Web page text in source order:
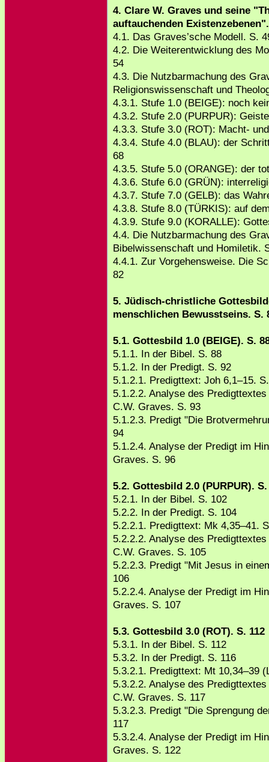
4. Clare W. Graves und seine
auftauchenden
4.1. Das Graves’sche Modell. S.
4.2. Die Weiterentwicklung des
54
4.3. Die Nutzbarmachung des
Religionswissenschaft und
4.3.1. Stufe 1.0 (BEIGE): noch
4.3.2. Stufe 2.0 (PURPUR):
4.3.3. Stufe 3.0 (ROT): Macht-
4.3.4. Stufe 4.0 (BLAU): der
68
4.3.5. Stufe 5.0 (ORANGE): der
4.3.6. Stufe 6.0 (GRÜN):
4.3.7. Stufe 7.0 (GELB): das
4.3.8. Stufe 8.0 (TÜRKIS): auf
4.3.9. Stufe 9.0 (KORALLE):
4.4. Die Nutzbarmachung des
Bibelwissenschaft und Homiletik.
4.4.1. Zur Vorgehensweise. Die
82
5. Jüdisch-christliche
menschlichen Bewusstseins. S.
5.1. Gottesbild 1.0 (BEIGE). S.
5.1.1. In der Bibel. S. 88
5.1.2. In der Predigt. S. 92
5.1.2.1. Predigttext: Joh 6,1–15.
5.1.2.2. Analyse des
C.W. Graves. S. 93
5.1.2.3. Predigt "Die
94
5.1.2.4. Analyse der Predigt im
Graves. S. 96
5.2. Gottesbild 2.0 (PURPUR). S.
5.2.1. In der Bibel. S. 102
5.2.2. In der Predigt. S. 104
5.2.2.1. Predigttext: Mk 4,35–41.
5.2.2.2. Analyse des
C.W. Graves. S. 105
5.2.2.3. Predigt "Mit Jesus in
106
5.2.2.4. Analyse der Predigt im
Graves. S. 107
5.3. Gottesbild 3.0 (ROT). S. 112
5.3.1. In der Bibel. S. 112
5.3.2. In der Predigt. S. 116
5.3.2.1. Predigttext: Mt 10,34–39
5.3.2.2. Analyse des
C.W. Graves. S. 117
5.3.2.3. Predigt "Die Sprengung
117
5.3.2.4. Analyse der Predigt im
Graves. S. 122